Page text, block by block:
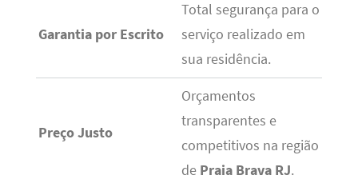
Garantia por Escrito
Total segurança para o
serviço realizado em
sua residência.
Preço Justo
Orçamentos
transparentes e
competitivos na região
de Praia Brava RJ.